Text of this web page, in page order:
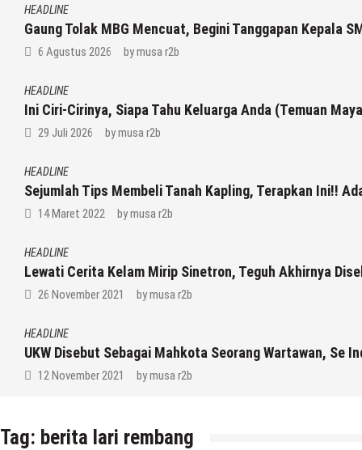
HEADLINE
Gaung Tolak MBG Mencuat, Begini Tanggapan Kepala
6 Agustus 2026 bymusa r2b
HEADLINE
Ini Ciri-Cirinya, Siapa Tahu Keluarga Anda (Temuan
29 Juli 2026 bymusa r2b
HEADLINE
Sejumlah Tips Membeli Tanah Kapling, Terapkan Ini!!
14 Maret 2022 bymusa r2b
HEADLINE
Lewati Cerita Kelam Mirip Sinetron, Teguh Akhirnya
26 November 2021 bymusa r2b
HEADLINE
UKW Disebut Sebagai Mahkota Seorang Wartawan, Se
12 November 2021 bymusa r2b
Tag: berita lari rembang